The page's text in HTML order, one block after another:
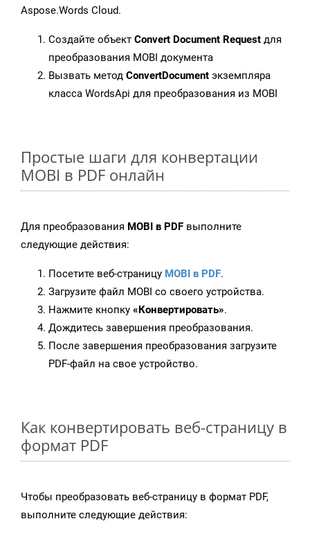
Aspose.Words Cloud.
Создайте объект Convert Document Request для
преобразования MOBI документа
Вызвать метод ConvertDocument экземпляра
класса WordsApi для преобразования из MOBI
Простые шаги для конвертации
MOBI в PDF онлайн
Для преобразования MOBI в PDF выполните
следующие действия:
Посетите веб-страницу MOBI в PDF.
Загрузите файл MOBI со своего устройства.
Нажмите кнопку «Конвертировать».
Дождитесь завершения преобразования.
После завершения преобразования загрузите
PDF-файл на свое устройство.
Как конвертировать веб-страницу в
формат PDF
Чтобы преобразовать веб-страницу в формат PDF,
выполните следующие действия: